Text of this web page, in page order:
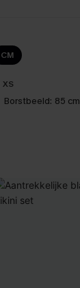
CM
XS
Borstbeeld: 85 cm